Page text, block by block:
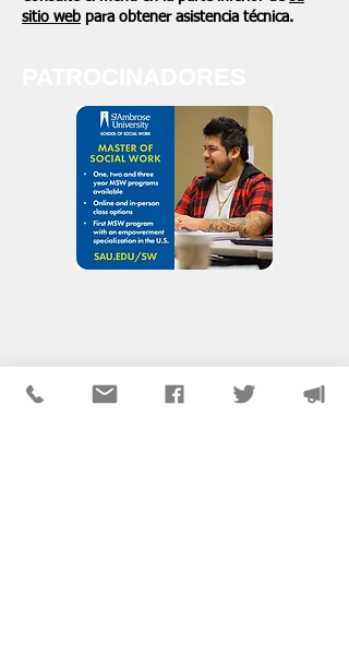
sitio web para obtener asistencia técnica.